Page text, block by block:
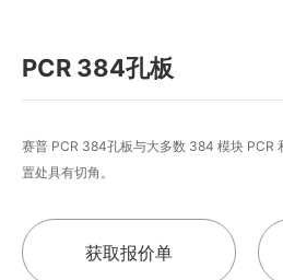
PCR 384孔板
赛普 PCR 384孔板与大多数 384 模块 PCR
置处具有切角。
获取报价单